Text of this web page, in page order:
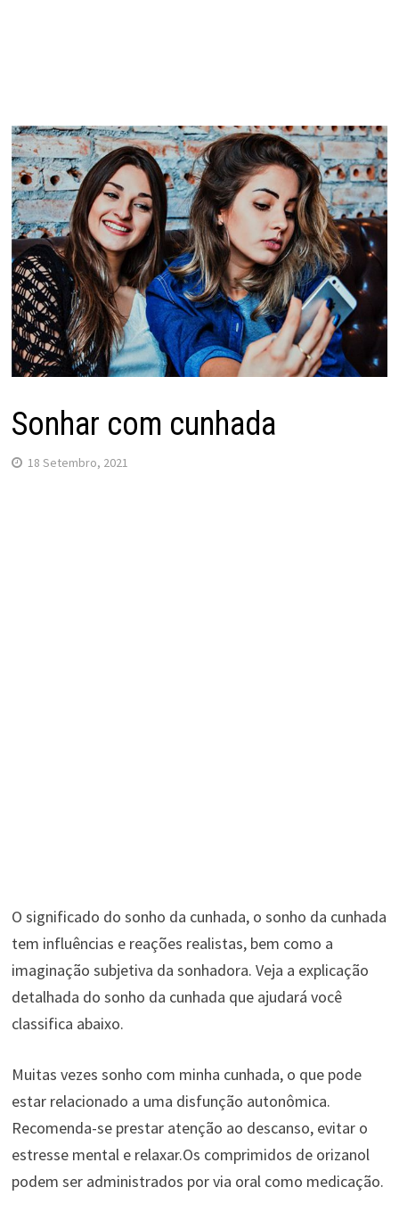
Sonhar com cunhada
18 Setembro, 2021
O significado do sonho da cunhada, o sonho da cunhada
tem influências e reações realistas, bem como a
imaginação subjetiva da sonhadora. Veja a explicação
detalhada do sonho da cunhada que ajudará você
classifica abaixo.
Muitas vezes sonho com minha cunhada, o que pode
estar relacionado a uma disfunção autonômica.
Recomenda-se prestar atenção ao descanso, evitar o
estresse mental e relaxar.Os comprimidos de orizanol
podem ser administrados por via oral como medicação.